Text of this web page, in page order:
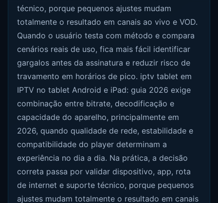
técnico, porque pequenos ajustes mudam
totalmente o resultado em canais ao vivo e VOD.
Quando o usuário testa com método e compara
cenários reais de uso, fica mais fácil identificar
gargalos antes da assinatura e reduzir risco de
travamento em horários de pico. iptv tablet em
IPTV no tablet Android e iPad: guia 2026 exige
combinação entre bitrate, decodificação e
capacidade do aparelho, principalmente em
2026, quando qualidade de rede, estabilidade e
compatibilidade do player determinam a
experiência no dia a dia. Na prática, a decisão
correta passa por validar dispositivo, app, rota
de internet e suporte técnico, porque pequenos
ajustes mudam totalmente o resultado em canais